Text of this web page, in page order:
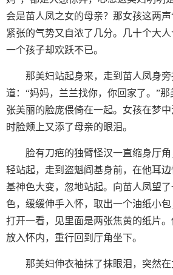
会是苗人凤之女的母亲？那女孩这两
紧张的气势又自浓了几分。几十个大
一个孩子却欢跃不已。
那美妇站起身来，走到苗人凤身
道：“妈妈，兰兰找你，你回家了。”
张美丽的脸庞偎倚在一起。女孩在梦
时脸颊上又添了母亲的眼泪。
脸有刀疤的独臂怪汉一直缩身厅
轻站起，走到盗魁阎基身前，在他耳
基神色大变，忽地站起。向苗人凤望
色，缓缓伸手入怀，取出一个油纸小包
打开一看，见里面是两张焦黄的纸片
放入怀内，重行回到厅角坐下。
那美妇伸衣袖抹了抹眼泪，突然在